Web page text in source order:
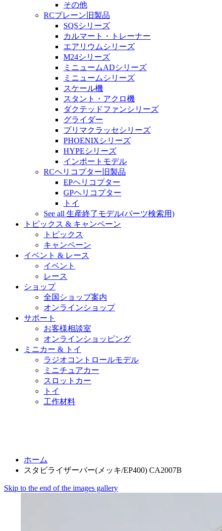
その他
RCプレーン旧製品
SQSシリーズ
カルマート・トレーナー
エアリウムシリーズ
M24シリーズ
ミニュームADシリーズ
ミニュームシリーズ
スケール機
スタント・アクロ機
ダクテッドファンシリーズ
グライダー
プリマクラッセシリーズ
PHOENIXシリーズ
HYPEシリーズ
インポートモデル
RCヘリコプター旧製品
EPヘリコプター
GPヘリコプター
トイ
See all 生産終了モデル(パーツ検索用)
トピックス & キャンペーン
トピックス
キャンペーン
イベント & レース
イベント
レース
ショップ
全国ショップ案内
オンラインショップ
サポート
お客様相談室
オンラインショッピング
ミニカー & トイ
ラジオコントロールモデル
ミニチュアカー
スロットカー
トイ
工作材料
ホーム
スタビライザーバー(メッキ/EP400) CA2007B
Skip to the end of the images gallery